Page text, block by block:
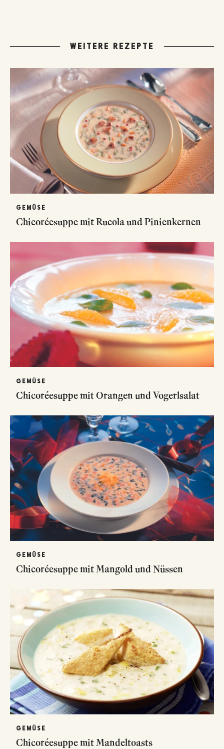
WEITERE REZEPTE
GEMÜSE
Chicoréesuppe mit Rucola und Pinienkernen
GEMÜSE
Chicoréesuppe mit Orangen und Vogerlsalat
GEMÜSE
Chicoréesuppe mit Mangold und Nüssen
GEMÜSE
Chicoréesuppe mit Mandeltoasts